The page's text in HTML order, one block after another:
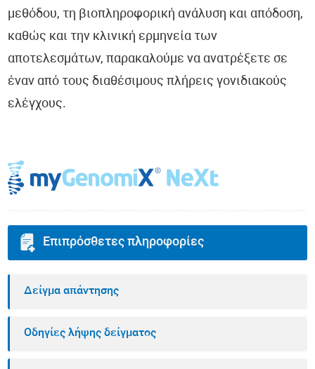
μεθόδου, τη βιοπληροφορική ανάλυση και απόδοση,
καθώς και την κλινική ερμηνεία των
αποτελεσμάτων, παρακαλούμε να ανατρέξετε σε
έναν από τους διαθέσιμους πλήρεις γονιδιακούς
ελέγχους.
Επιπρόσθετες πληροφορίες
Δείγμα απάντησης
Οδηγίες λήψης δείγματος